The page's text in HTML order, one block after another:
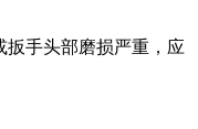
扳手头部磨损严重，应